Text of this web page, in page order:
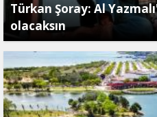
Türkan Şoray: Al
olacaksın